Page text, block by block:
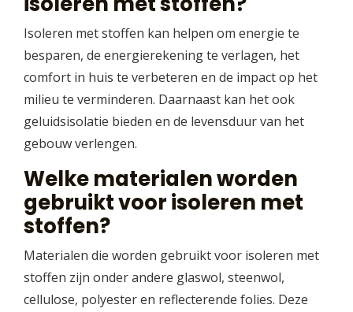
Isoleren met stoffen kan helpen om energie te
besparen, de energierekening te verlagen, het
comfort in huis te verbeteren en de impact op het
milieu te verminderen. Daarnaast kan het ook
geluidsisolatie bieden en de levensduur van het
gebouw verlengen.
Welke materialen worden
gebruikt voor isoleren met
stoffen?
Materialen die worden gebruikt voor isoleren met
stoffen zijn onder andere glaswol, steenwol,
cellulose, polyester en reflecterende folies. Deze